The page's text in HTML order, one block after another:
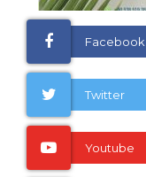
Facebook
Twitter
Youtube